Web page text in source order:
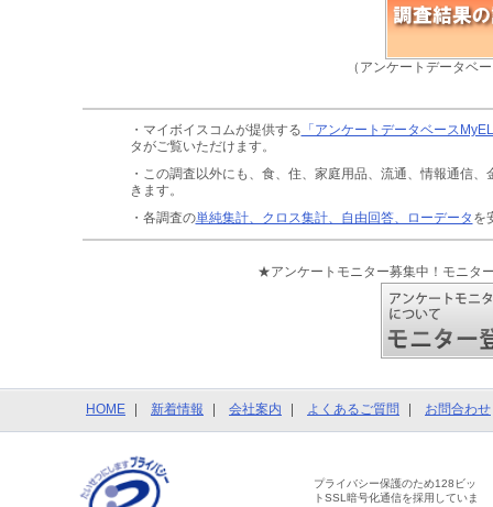
（アンケートデータベ
・マイボイスコムが提供する 「アンケートデータベース
タがご覧いただけます。
・この調査以外にも、食、住、家庭用品、流通、情報通信、
きます。
・各調査の単純集計、クロス集計、自由回答、ローデータ を
★アンケートモニター募集中！モニタ
HOME 新着情報 会社案内 よくあるご質問 お問合わせ
プライバシー保護のため128ビッ
トSSL暗号化通信を採用していま